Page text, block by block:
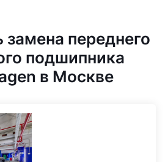
замена переднего
подшипника
в Москве